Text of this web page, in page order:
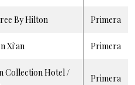
By Hilton Primera
Xi'an Primera
Collection Hotel /
Primera